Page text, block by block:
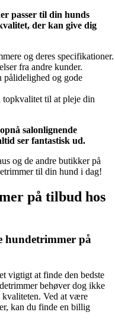
passer til din hunds
der kan give dig
og deres specifikationer.
fra andre kunder.
og gode
til at pleje din
salonlignende
ser fantastisk ud.
og de andre butikker på
til din hund i dag!
på tilbud hos
hundetrimmer på
vigtigt at finde den bedste
behøver dog ikke
kvaliteten. Ved at være
kan du finde en billig